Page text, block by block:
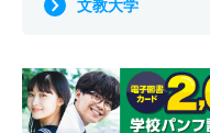
文教大学